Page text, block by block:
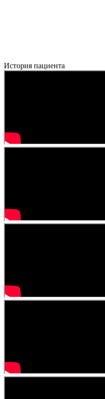
История пациента